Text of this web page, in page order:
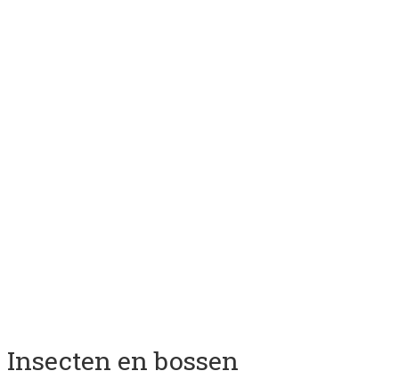
Insecten en bossen